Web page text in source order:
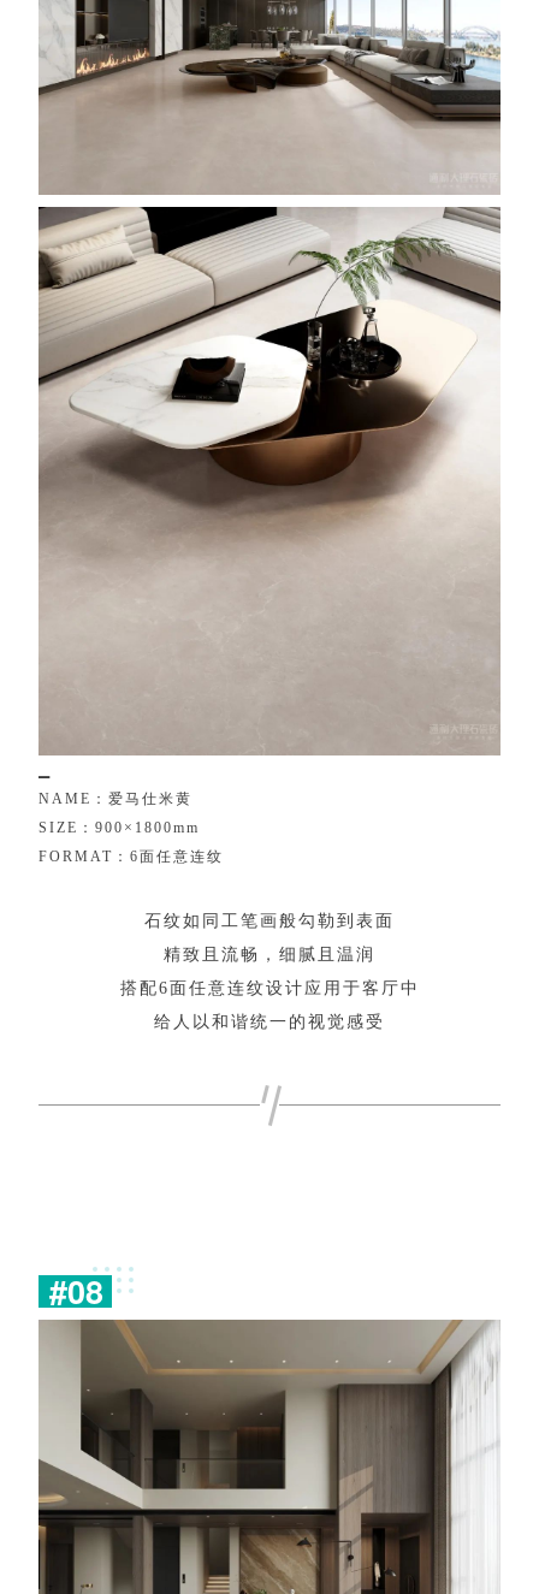
N A M E ： 爱马 仕米黄
S I ZE ： 900 × 1 800mm
FOR M AT ： 6面任意连纹
石纹如 同 工 笔画般勾 勒 到 表 面
精致 且 流畅 ， 细 腻 且 温 润
搭 配6面任意连纹设计 应 用 于客 厅中
给 人 以 和 谐统一 的 视觉感受
#08